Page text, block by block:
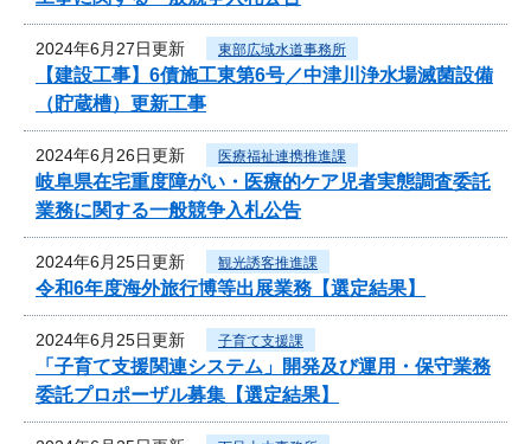
2024年6月27日更新 東部広域水道事務所
【建設工事】6債施工東第6号／中津川浄水場滅菌設備
（貯蔵槽）更新工事
2024年6月26日更新 医療福祉連携推進課
岐阜県在宅重度障がい・医療的ケア児者実態調査委託
業務に関する一般競争入札公告
2024年6月25日更新 観光誘客推進課
令和6年度海外旅行博等出展業務【選定結果】
2024年6月25日更新 子育て支援課
「子育て支援関連システム」開発及び運用・保守業務
委託プロポーザル募集【選定結果】